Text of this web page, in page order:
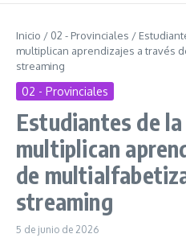
Inicio / 02 - Provinciales /
multiplican aprendizajes a través
streaming
02 - Provinciales
Estudiantes de la
multiplican
de
streaming
5 de junio de 2026